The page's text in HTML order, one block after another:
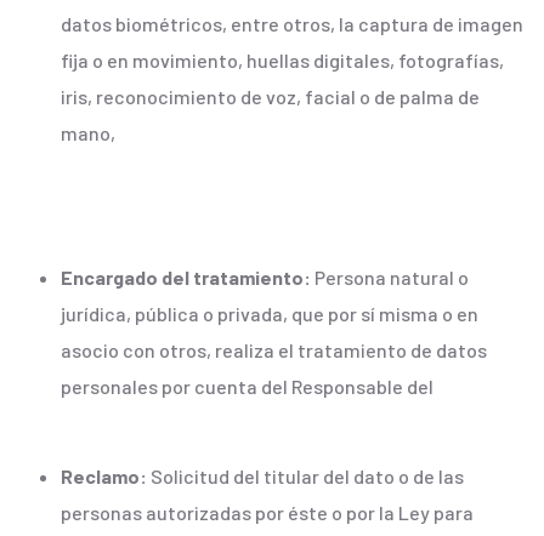
datos biométricos, entre otros, la captura de imagen
fija o en movimiento, huellas digitales, fotografías,
iris, reconocimiento de voz, facial o de palma de
mano,
Encargado del tratamiento: Persona natural o
jurídica, pública o privada, que por sí misma o en
asocio con otros, realiza el tratamiento de datos
personales por cuenta del Responsable del
Reclamo: Solicitud del titular del dato o de las
personas autorizadas por éste o por la Ley para